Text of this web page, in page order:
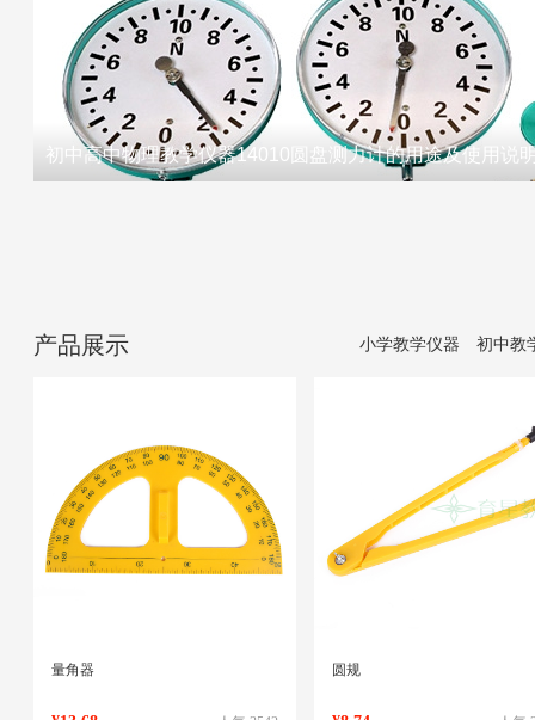
初中高中物理教学仪器14010圆盘测力计的用途及使用说
产品展示 小学教学仪器 初中教
量角器 圆规